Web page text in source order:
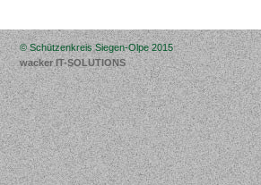
© Schützenkreis Siegen-Olpe 2015
wacker IT-SOLUTIONS